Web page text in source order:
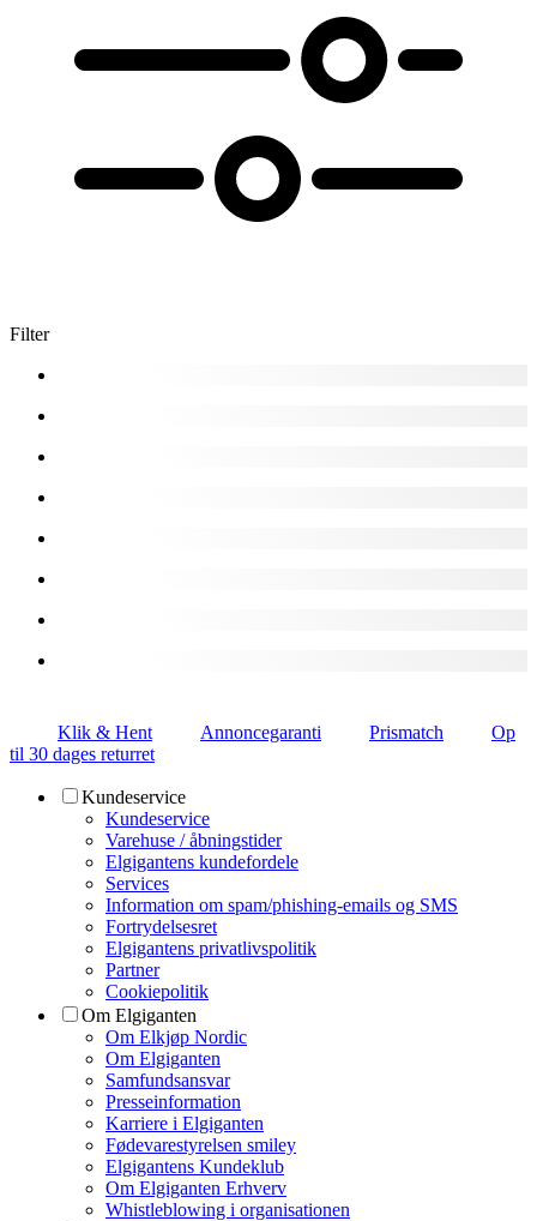
Filter
Klik & Hent Annoncegaranti Prismatch
Op
til 30 dages returret
Kundeservice
Kundeservice
Varehuse / åbningstider
Elgigantens kundefordele
Services
Information om spam/phishing-emails og SMS
Fortrydelsesret
Elgigantens privatlivspolitik
Partner
Cookiepolitik
Om Elgiganten
Om Elkjøp Nordic
Om Elgiganten
Samfundsansvar
Presseinformation
Karriere i Elgiganten
Fødevarestyrelsen smiley
Elgigantens Kundeklub
Om Elgiganten Erhverv
Whistleblowing i organisationen